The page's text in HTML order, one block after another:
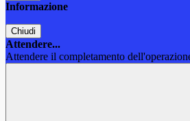
Informazione
Chiudi
Attendere...
Attendere il completamento